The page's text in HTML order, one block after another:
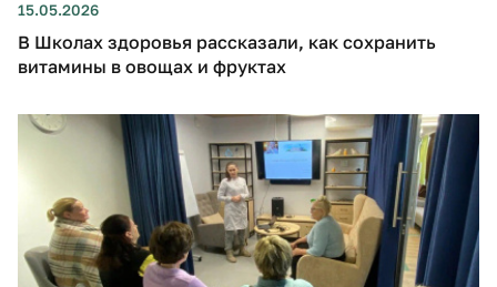
15.05.2026
В Школах здоровья рассказали, как сохранить
витамины в овощах и фруктах